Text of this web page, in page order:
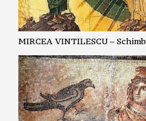
MIRCEA VINTILESCU –